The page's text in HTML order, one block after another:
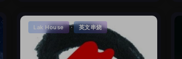
Lak House · 英文串烧